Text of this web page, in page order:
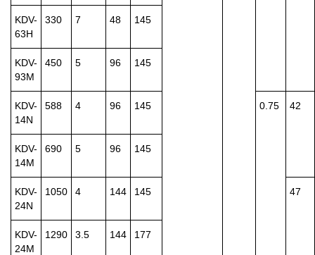
KDV-
63H
330 7 48 145
KDV-
93M
450 5 96 145
KDV-
14N
588 4 96 145 0.75 42
KDV-
14M
690 5 96 145
KDV-
24N
1050 4 144 145 47
KDV-
24M
1290 3.5 144 177